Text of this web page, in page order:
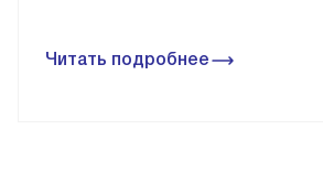
Читать подробнее